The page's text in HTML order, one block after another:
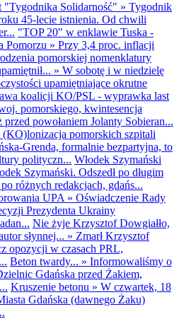
"Tygodnika Solidarność" » Tygodnik
45-lecie istnienia. Od chwili
"TOP 20" w enklawie Tuska -
Pomorzu » Przy 3,4 proc. inflacji
pomorskiej nomenklatury
» W sobotę i w niedzielę
upamiętniające okrutne
koalicji KO/PSL - wyprawka last
pomorskiego, kwintesencja
powołaniem Jolanty Sobieran...
pomorskich szpitali
Grenda, formalnie bezpartyjna, to
polityczn... Włodek Szymański
Szymański. Odszedł po długim
różnych redakcjach, gdańs...
UPA » Oświadczenie Rady
Prezydenta Ukrainy
Nie żyje Krzysztof Dowgiałło,
słynnej... » Zmarł Krzysztof
opozycji w czasach PRL,
Beton twardy... » Informowaliśmy o
Gdańska przed Żakiem,
Kruszenie betonu » W czwartek, 18
Gdańska (dawnego Żaku)